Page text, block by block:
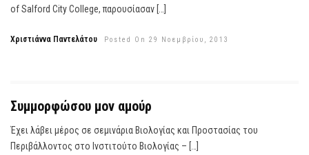
of Salford City College, παρουσίασαν […]
Χριστιάννα Παντελάτου Posted On 29 Νοεμβρίου, 2013
Συμμορφώσου μον αμούρ
Έχει λάβει μέρος σε σεμινάρια Βιολογίας και Προστασίας του
Περιβάλλοντος στο Ινστιτούτο Βιολογίας – […]